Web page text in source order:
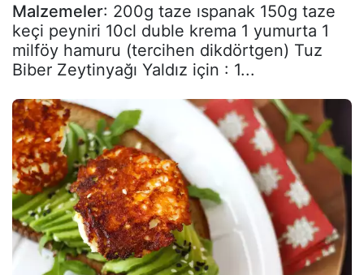
Malzemeler: 200g taze ıspanak 150g taze
keçi peyniri 10cl duble krema 1 yumurta 1
milföy hamuru (tercihen dikdörtgen) Tuz
Biber Zeytinyağı Yaldız için : 1...